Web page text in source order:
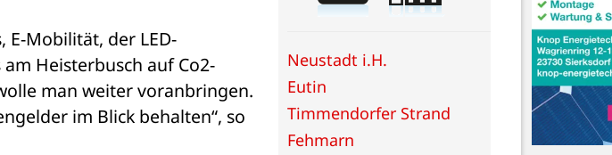
E-Mobilität, der LED-
Heisterbusch auf Co2-
man weiter voranbringen.
im Blick behalten“, so
Neustadt i.H.
Eutin
Timmendorfer Strand
Fehmarn